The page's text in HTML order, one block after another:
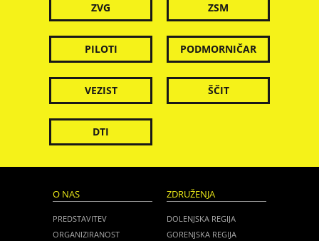
ZVG ZSM
PILOTI PODMORNIČAR
VEZIST ŠČIT
DTI
O NAS
PREDSTAVITEV
ORGANIZIRANOST
ZDRUŽENJA
DOLENJSKA REGIJA
GORENJSKA REGIJA